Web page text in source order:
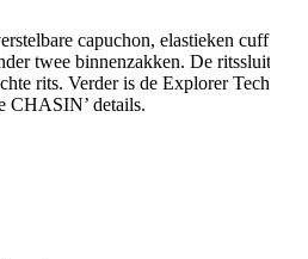
capuchon, elastieken cuff in
twee binnenzakken. De ritssluiting
rits. Verder is de Explorer Tech
CHASIN’ details.